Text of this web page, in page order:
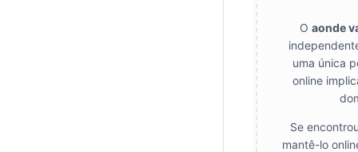
O aonde
uma única
online
Se
mantê-lo